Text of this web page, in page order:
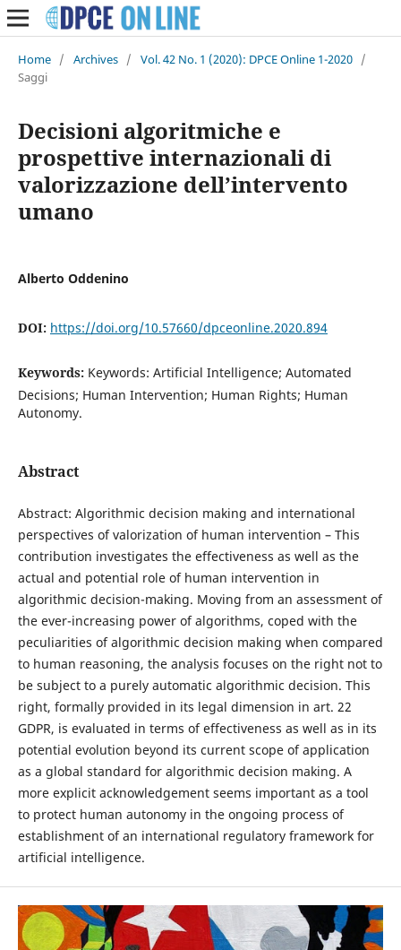
Home / Archives / Vol. 42 No. 1 (2020): DPCE Online 1-2020 /
Saggi
Decisioni algoritmiche e
prospettive internazionali di
valorizzazione dell’intervento
umano
Alberto Oddenino
DOI: https://doi.org/10.57660/dpceonline.2020.894
Keywords: Keywords: Artificial Intelligence; Automated
Decisions; Human Intervention; Human Rights; Human
Autonomy.
Abstract
Abstract: Algorithmic decision making and international
perspectives of valorization of human intervention – This
contribution investigates the effectiveness as well as the
actual and potential role of human intervention in
algorithmic decision-making. Moving from an assessment of
the ever-increasing power of algorithms, coped with the
peculiarities of algorithmic decision making when compared
to human reasoning, the analysis focuses on the right not to
be subject to a purely automatic algorithmic decision. This
right, formally provided in its legal dimension in art. 22
GDPR, is evaluated in terms of effectiveness as well as in its
potential evolution beyond its current scope of application
as a global standard for algorithmic decision making. A
more explicit acknowledgement seems important as a tool
to protect human autonomy in the ongoing process of
establishment of an international regulatory framework for
artificial intelligence.